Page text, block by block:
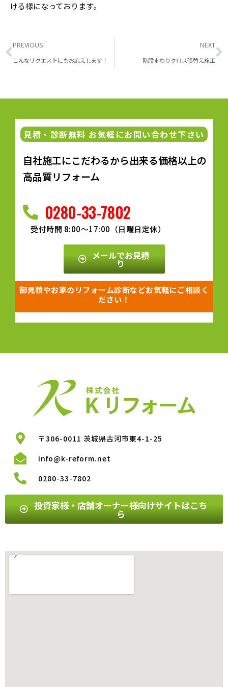
ける様になっております。
PREVIOUS
こんなリクエストにもお応えします！
NEXT
階段まわりクロス張替え施工
見積・診断無料 お気軽にお問い合わせ下さい
自社施工にこだわるから出来る価格以上の
高品質リフォーム
0280-33-7802
受付時間 8:00～17:00（日曜日定休）
メールでお見積
り
御見積やお家のリフォーム診断などお気軽にご相談く
ださい！
〒306-0011 茨城県古河市東4-1-25
info@k-reform.net
0280-33-7802
投資家様・店舗オーナー様向けサイトはこち
ら